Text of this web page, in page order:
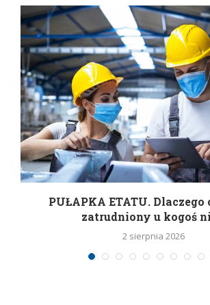
PUŁAPKA ETATU. Dlaczego
zatrudniony u kogoś
2 sierpnia 2026